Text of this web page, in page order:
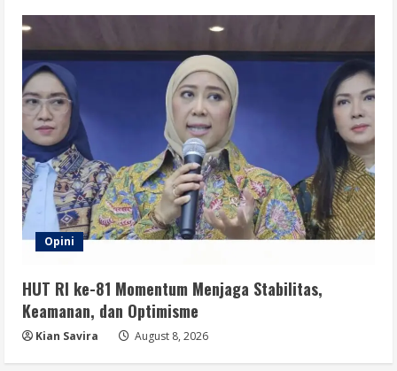
Opini
HUT RI ke-81 Momentum Menjaga Stabilitas,
Keamanan, dan Optimisme
Kian Savira August 8, 2026